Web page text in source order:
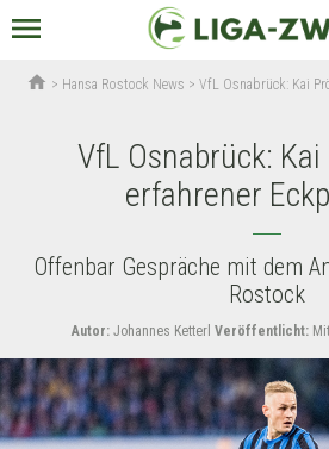
menu
home > Hansa Rostock News >VfL Osnabrück: Kai
VfL Osnabrück:
erfahrener
Offenbar Gespräche mit dem
Rostock
Autor:Johannes Ketterl Veröffentlicht: